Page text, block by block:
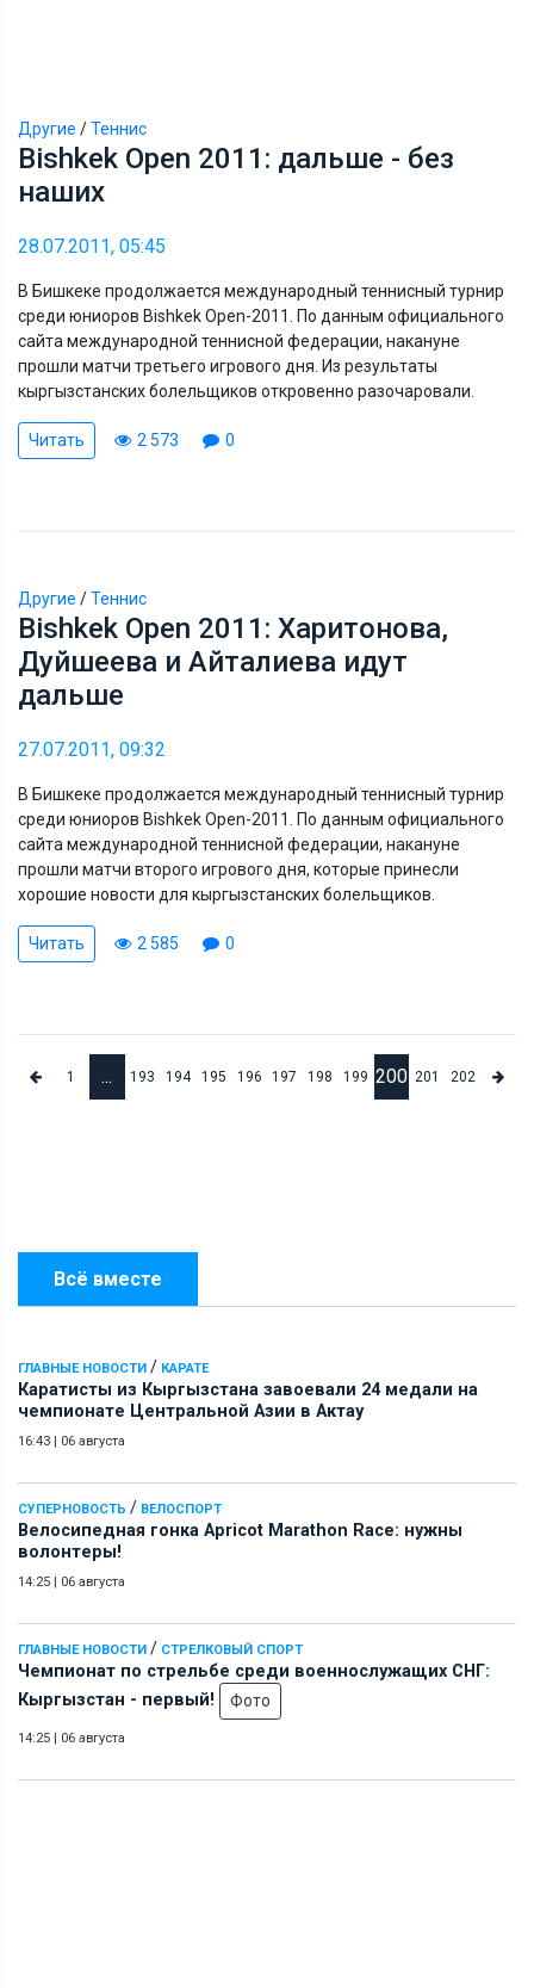
Всё вместе
ГЛАВНЫЕ НОВОСТИ / КАРАТЕ
Каратисты из Кыргызстана завоевали 24 медали на
чемпионате Центральной Азии в Актау
16:43 | 06 августа
СУПЕРНОВОСТЬ / ВЕЛОСПОРТ
Велосипедная гонка Apricot Marathon Race: нужны
волонтеры!
14:25 | 06 августа
ГЛАВНЫЕ НОВОСТИ / СТРЕЛКОВЫЙ СПОРТ
Чемпионат по стрельбе среди военнослужащих СНГ:
Кыргызстан - первый!
Фото
14:25 | 06 августа
Другие /Теннис
Bishkek Open 2011: дальше - без
наших
28.07.2011, 05:45
В Бишкеке продолжается международный теннисный турнир
среди юниоров Bishkek Open-2011. По данным официального
сайта международной теннисной федерации, накануне
прошли матчи третьего игрового дня. Из результаты
кыргызстанских болельщиков откровенно разочаровали.
Читать 2 573 0
Другие /Теннис
Bishkek Open 2011: Харитонова,
Дуйшеева и Айталиева идут
дальше
27.07.2011, 09:32
В Бишкеке продолжается международный теннисный турнир
среди юниоров Bishkek Open-2011. По данным официального
сайта международной теннисной федерации, накануне
прошли матчи второго игрового дня, которые принесли
хорошие новости для кыргызстанских болельщиков.
Читать 2 585 0
1 ... 193 194 195 196 197 198 199 200 201 202